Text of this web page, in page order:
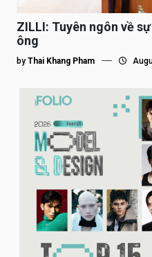
ZILLI: Tuyên ngôn về
ông
by Thai Khang Pham